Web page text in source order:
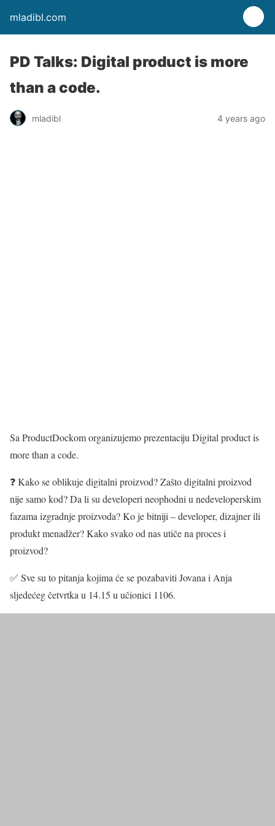
mladibl.com
PD Talks: Digital product is more
than a code.
mladibl 4 years ago
Sa ProductDockom organizujemo prezentaciju Digital product is
more than a code.
❓ Kako se oblikuje digitalni proizvod? Zašto digitalni proizvod
nije samo kod? Da li su developeri neophodni u nedeveloperskim
fazama izgradnje proizvoda? Ko je bitniji – developer, dizajner ili
produkt menadžer? Kako svako od nas utiče na proces i
proizvod?
✅ Sve su to pitanja kojima će se pozabaviti Jovana i Anja
sljedećeg četvrtka u 14.15 u učionici 1106.